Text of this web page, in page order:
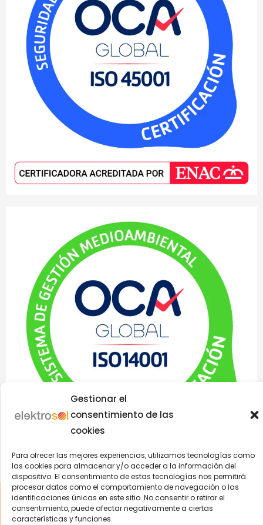
Gestionar el
consentimiento de las
cookies
Para ofrecer las mejores experiencias, utilizamos tecnologías como
las cookies para almacenar y/o acceder a la información del
dispositivo. El consentimiento de estas tecnologías nos permitirá
procesar datos como el comportamiento de navegación o las
identificaciones únicas en este sitio. No consentir o retirar el
consentimiento, puede afectar negativamente a ciertas
características y funciones.
Aviso Legal|Política de Privacidad|Política Cookies|Política
Integrada| © 2004-2022 Elektrosol | ️Todos los derechos
reservados